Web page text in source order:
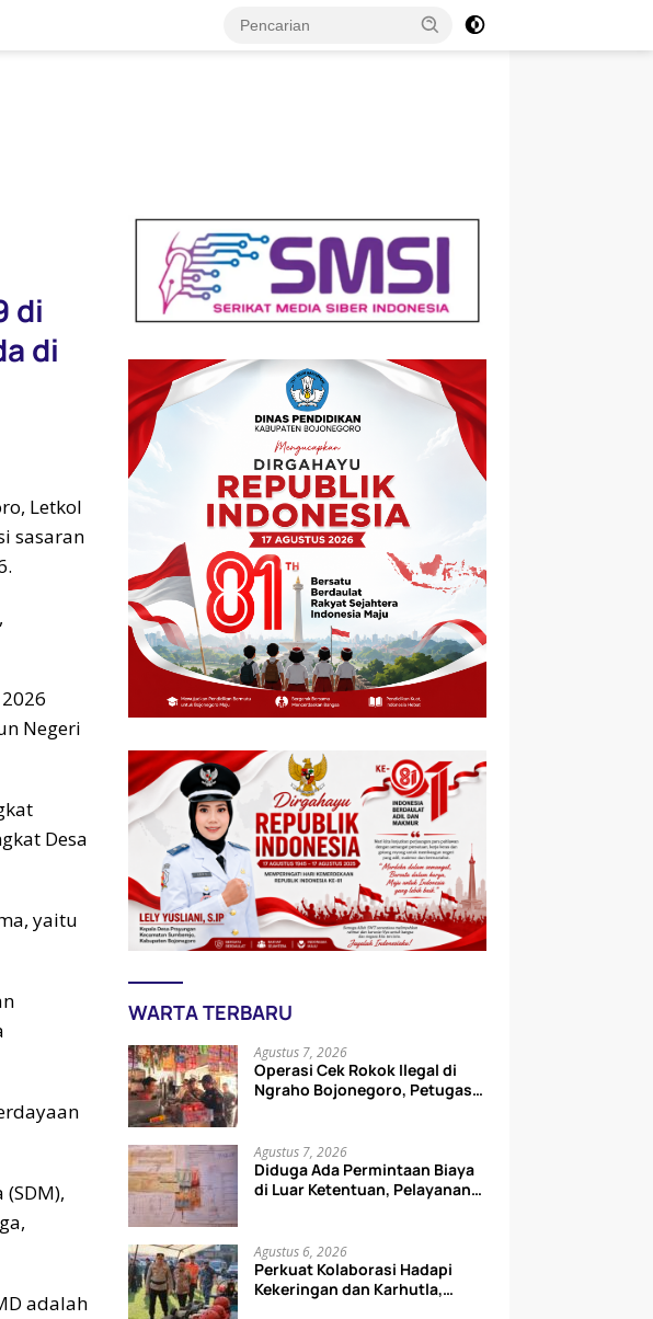
di
di
Letkol
sasaran
Negeri
Desa
yaitu
adalah
WARTA TERBARU
Agustus 7, 2026
Operasi Cek Rokok Ilegal di
Ngraho Bojonegoro, Petugas
Agustus 7, 2026
Diduga Ada Permintaan Biaya
di Luar Ketentuan, Pelayanan
Agustus 6, 2026
Perkuat Kolaborasi Hadapi
Kekeringan dan Karhutla,